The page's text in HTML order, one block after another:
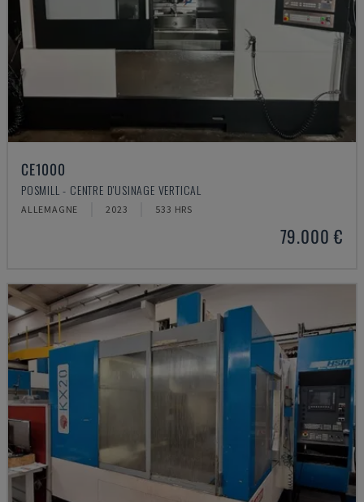
CE1000
POSMILL - CENTRE D'USINAGE VERTICAL
ALLEMAGNE 2023 533 HRS
79.000 €